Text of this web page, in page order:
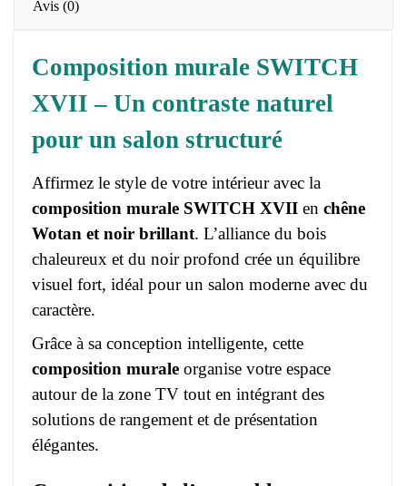
Avis (0)
Composition murale SWITCH
XVII – Un contraste naturel
pour un salon structuré
Affirmez le style de votre intérieur avec la
composition murale SWITCH XVII en chêne
Wotan et noir brillant. L’alliance du bois
chaleureux et du noir profond crée un équilibre
visuel fort, idéal pour un salon moderne avec du
caractère.
Grâce à sa conception intelligente, cette
composition murale organise votre espace
autour de la zone TV tout en intégrant des
solutions de rangement et de présentation
élégantes.